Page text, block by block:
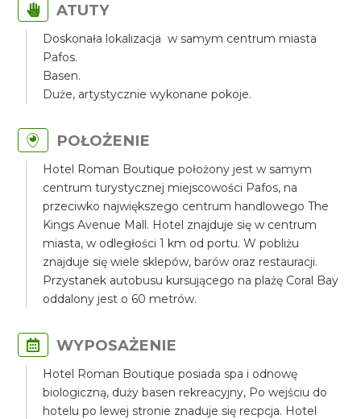
ATUTY
Doskonała lokalizacja w samym centrum miasta
Pafos.
Basen.
Duże, artystycznie wykonane pokoje.
POŁOŻENIE
Hotel Roman Boutique położony jest w samym
centrum turystycznej miejscowości Pafos, na
przeciwko największego centrum handlowego The
Kings Avenue Mall. Hotel znajduje się w centrum
miasta, w odległości 1 km od portu. W pobliżu
znajduje się wiele sklepów, barów oraz restauracji.
Przystanek autobusu kursującego na plażę Coral Bay
oddalony jest o 60 metrów.
WYPOSAŻENIE
Hotel Roman Boutique posiada spa i odnowę
biologiczną, duży basen rekreacyjny, Po wejściu do
hotelu po lewej stronie znaduje się recpcja. Hotel